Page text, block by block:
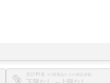
合計料金 ※1部屋あたりの税込金額